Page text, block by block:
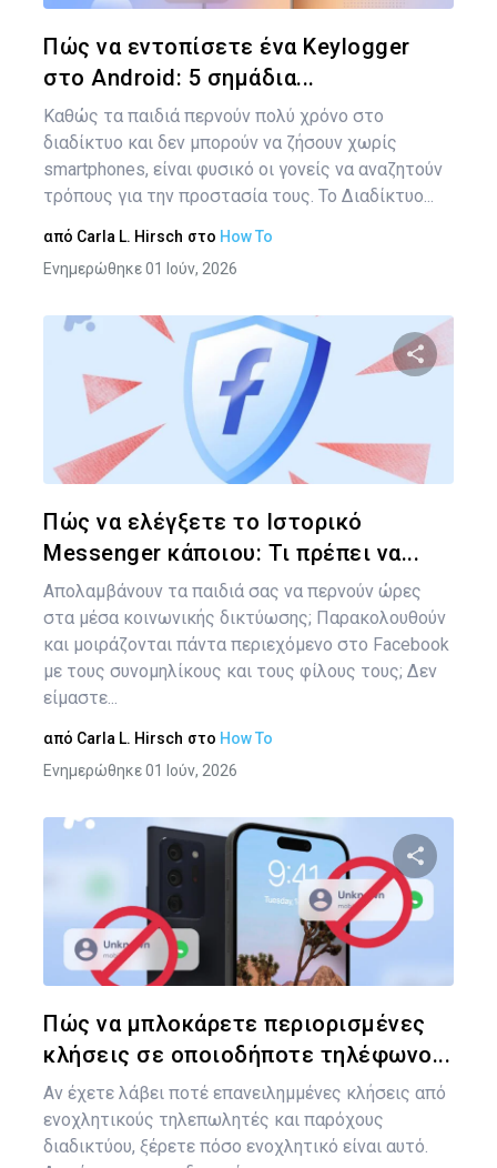
Πώς να εντοπίσετε ένα Keylogger
στο Android: 5 σημάδια...
Καθώς τα παιδιά περνούν πολύ χρόνο στο
διαδίκτυο και δεν μπορούν να ζήσουν χωρίς
smartphones, είναι φυσικό οι γονείς να αναζητούν
τρόπους για την προστασία τους. Το Διαδίκτυο...
από Carla L. Hirsch στο How To
Ενημερώθηκε 01 Ιούν, 2026
Πώς να ελέγξετε το Ιστορικό
Messenger κάποιου: Τι πρέπει να...
Απολαμβάνουν τα παιδιά σας να περνούν ώρες
στα μέσα κοινωνικής δικτύωσης; Παρακολουθούν
και μοιράζονται πάντα περιεχόμενο στο Facebook
με τους συνομηλίκους και τους φίλους τους; Δεν
είμαστε...
από Carla L. Hirsch στο How To
Ενημερώθηκε 01 Ιούν, 2026
Πώς να μπλοκάρετε περιορισμένες
κλήσεις σε οποιοδήποτε τηλέφωνο...
Αν έχετε λάβει ποτέ επανειλημμένες κλήσεις από
ενοχλητικούς τηλεπωλητές και παρόχους
διαδικτύου, ξέρετε πόσο ενοχλητικό είναι αυτό.